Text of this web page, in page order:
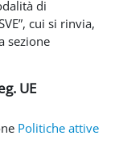
di
cui si rinvia,
sezione
UE
Politiche attive